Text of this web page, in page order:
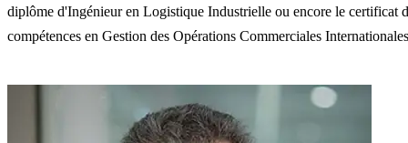
diplôme d'Ingénieur en Logistique Industrielle ou encore le certificat
compétences en Gestion des Opérations Commerciales